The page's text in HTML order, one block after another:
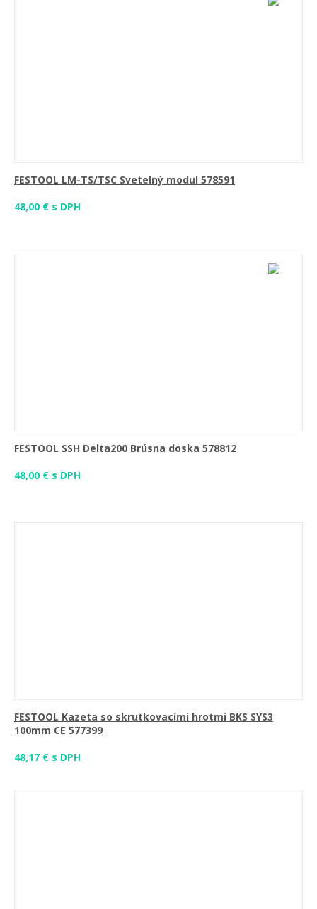
FESTOOL LM-TS/TSC Svetelný modul 578591
48,00 € s DPH
FESTOOL SSH Delta200 Brúsna doska 578812
48,00 € s DPH
FESTOOL Kazeta so skrutkovacími hrotmi BKS SYS3
100mm CE 577399
48,17 € s DPH